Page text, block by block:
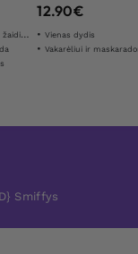
12.90€
Vienas dydis
Vakarėliui ir
Smiffys